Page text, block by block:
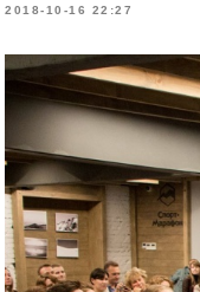
2018-10-16 22:27